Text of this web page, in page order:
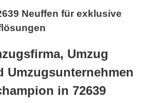
Neuffen für exklusive
Umzug
Umzugsunternehmen
in 72639